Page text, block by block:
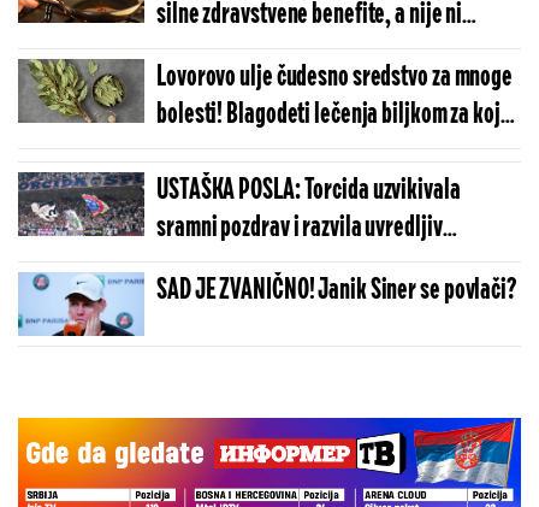
silne zdravstvene benefite, a nije ni
maslinovo ni kokosovo
Lovorovo ulje čudesno sredstvo za mnoge
bolesti! Blagodeti lečenja biljkom za koju
nismo znali u čemu sve pomaže
USTAŠKA POSLA: Torcida uzvikivala
sramni pozdrav i razvila uvredljiv
transparent o Srbima i Oluji
SAD JE ZVANIČNO! Janik Siner se povlači?